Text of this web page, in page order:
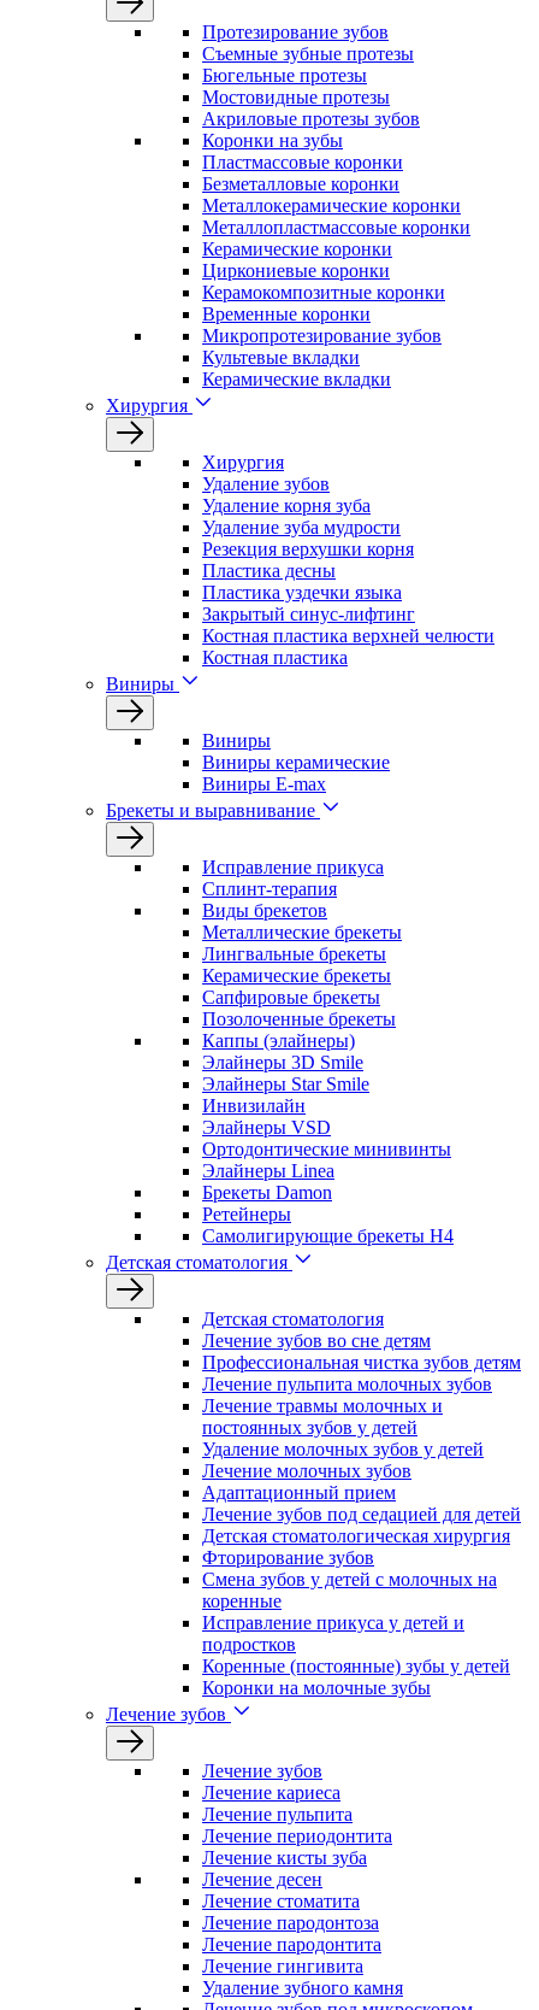
Протезирование зубов
Съемные зубные протезы
Бюгельные протезы
Мостовидные протезы
Акриловые протезы зубов
Коронки на зубы
Пластмассовые коронки
Безметалловые коронки
Металлокерамические коронки
Металлопластмассовые коронки
Керамические коронки
Циркониевые коронки
Керамокомпозитные коронки
Временные коронки
Микропротезирование зубов
Культевые вкладки
Керамические вкладки
Хирургия
Хирургия
Удаление зубов
Удаление корня зуба
Удаление зуба мудрости
Резекция верхушки корня
Пластика десны
Пластика уздечки языка
Закрытый синус-лифтинг
Костная пластика верхней челюсти
Костная пластика
Виниры
Виниры
Виниры керамические
Виниры E-max
Брекеты и выравнивание
Исправление прикуса
Сплинт-терапия
Виды брекетов
Металлические брекеты
Лингвальные брекеты
Керамические брекеты
Сапфировые брекеты
Позолоченные брекеты
Каппы (элайнеры)
Элайнеры 3D Smile
Элайнеры Star Smile
Инвизилайн
Элайнеры VSD
Ортодонтические минивинты
Элайнеры Linea
Брекеты Damon
Ретейнеры
Самолигирующие брекеты H4
Детская стоматология
Детская стоматология
Лечение зубов во сне детям
Профессиональная чистка зубов детям
Лечение пульпита молочных зубов
Лечение травмы молочных и
постоянных зубов у детей
Удаление молочных зубов у детей
Лечение молочных зубов
Адаптационный прием
Лечение зубов под седацией для детей
Детская стоматологическая хирургия
Фторирование зубов
Смена зубов у детей с молочных на
коренные
Исправление прикуса у детей и
подростков
Коренные (постоянные) зубы у детей
Коронки на молочные зубы
Лечение зубов
Лечение зyбов
Лечение кариеса
Лечение пульпита
Лечение периодонтита
Лечение кисты зуба
Лечение десен
Лечение стоматита
Лечение пародонтоза
Лечение пародонтита
Лечение гингивита
Удаление зубного камня